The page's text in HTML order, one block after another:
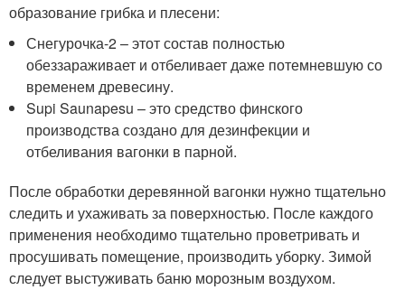
образование грибка и плесени:
Снегурочка-2 – этот состав полностью
обеззараживает и отбеливает даже потемневшую со
временем древесину.
Supi Saunapesu – это средство финского
производства создано для дезинфекции и
отбеливания вагонки в парной.
После обработки деревянной вагонки нужно тщательно
следить и ухаживать за поверхностью. После каждого
применения необходимо тщательно проветривать и
просушивать помещение, производить уборку. Зимой
следует выстуживать баню морозным воздухом.